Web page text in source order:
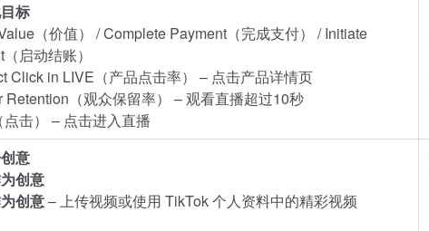
标
（价值） / Complete Payment（完成支付） / Initiate
启动结账）
Click in LIVE（产品点击率） – 点击产品详情页
（观众保留率） – 观看直播超过10秒
击） – 点击进入直播
意
创意
创意– 上传视频或使用 TikTok 个人资料中的精彩视频